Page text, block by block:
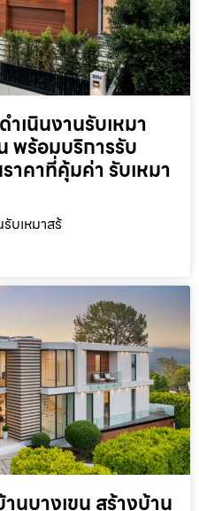
ำเนินงานรับเหมา
พร้อมบริการรับ
าคาที่คุ้มค่า รับเหมา
บเหมาสร้
นบางเขน สร้างบ้าน